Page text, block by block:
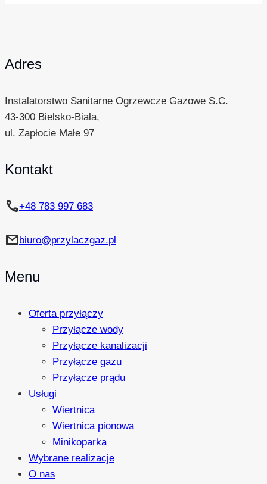
Adres
Instalatorstwo Sanitarne Ogrzewcze Gazowe S.C.
43-300 Bielsko-Biała,
ul. Zapłocie Małe 97
Kontakt
phone+48 783 997 683
mailbiuro@przylaczgaz.pl
Menu
Oferta przyłączy
Przyłącze wody
Przyłącze kanalizacji
Przyłącze gazu
Przyłącze prądu
Usługi
Wiertnica
Wiertnica pionowa
Minikoparka
Wybrane realizacje
O nas